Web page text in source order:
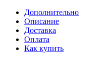
Дополнительно
Описание
Доставка
Оплата
Как купить